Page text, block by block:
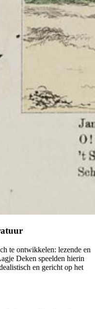
te ontwikkelen: lezende en
Deken speelden hierin
en gericht op het